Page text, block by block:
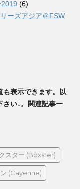
(6)
ーズアジア＠FSW
も表示できます。以
さい↓。関連記事一
スター (Boxster)
ン (Cayenne)